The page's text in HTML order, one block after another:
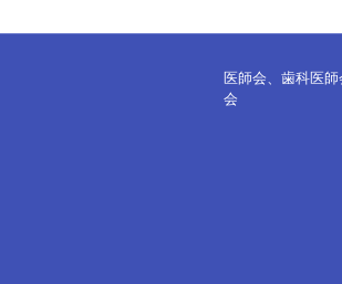
医師会、歯科医
会